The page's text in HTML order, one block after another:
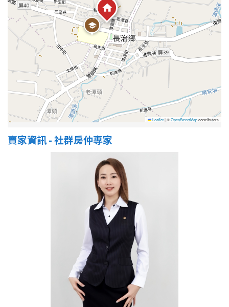
不拘
1房
2房 3房
4房 5房以上
不拘
5 年以下
5-10 年
Leaflet|©OpenStreetMapcontributors
賣家資訊 - 社群房仲專家